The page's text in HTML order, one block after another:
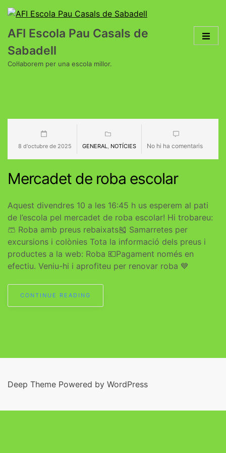
AFI Escola Pau Casals de
Sabadell
Col·laborem per una escola millor.
8 d'octubre de 2025 GENERAL, NOTÍCIES No hi ha comentaris
Mercadet de roba escolar
Aquest divendres 10 a les 16:45 h us esperem al pati
de l’escola pel mercadet de roba escolar! Hi trobareu:
🩳 Roba amb preus rebaixats🎽 Samarretes per
excursions i colònies Tota la informació dels preus i
productes a la web: Roba 💶Pagament només en
efectiu. Veniu-hi i aprofiteu per renovar roba 💙
CONTINUE READING
Deep Theme Powered by WordPress